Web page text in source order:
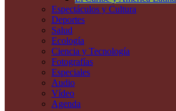
Espectáculos y Cultura
Deportes
Salud
Ecología
Ciencia y Tecnología
Fotografías
Especiales
Audio
Vídeo
Agenda